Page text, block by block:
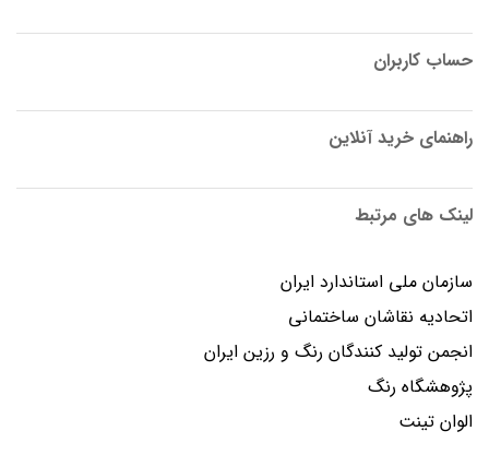
حساب کاربران
راهنمای خرید آنلاین
لینک های مرتبط
سازمان ملی استاندارد ایران
اتحادیه نقاشان ساختمانی
انجمن توليد كنندگان رنگ و رزين ايران
پژوهشگاه رنگ
الوان تینت